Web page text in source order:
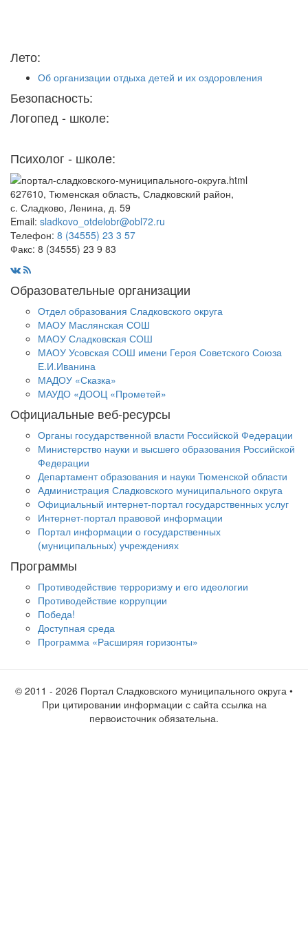
Лето:
Об организации отдыха детей и их оздоровления
Безопасность:
Логопед - школе:
Психолог - школе:
627610, Тюменская область, Сладковский район,
с. Сладково, Ленина, д. 59
Email: sladkovo_otdelobr@obl72.ru
Телефон: 8 (34555) 23 3 57
Факс: 8 (34555) 23 9 83
Образовательные организации
Отдел образования Сладковского округа
МАОУ Маслянская СОШ
МАОУ Сладковская СОШ
МАОУ Усовская СОШ имени Героя Советского Союза
Е.И.Иванина
МАДОУ «Сказка»
МАУДО «ДООЦ «Прометей»
Официальные веб-ресурсы
Органы государственной власти Российской Федерации
Министерство науки и высшего образования Российской
Федерации
Департамент образования и науки Тюменской области
Администрация Сладковского муниципального округа
Официальный интернет-портал государственных услуг
Интернет-портал правовой информации
Портал информации о государственных
(муниципальных) учреждениях
Программы
Противодействие терроризму и его идеологии
Противодействие коррупции
Победа!
Доступная среда
Программа «Расширяя горизонты»
© 2011 - 2026 Портал Сладковского муниципального округа •
При цитировании информации с сайта ссылка на
первоисточник обязательна.